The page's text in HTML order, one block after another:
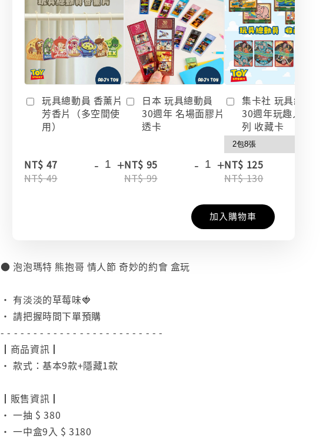
玩具總動員 香薰片
芳香片（多空間使
用）
NT$ 47
NT$ 49
- +
日本 玩具總動員
30週年 名場面膠片
透卡
NT$ 95
NT$ 99
- +
集卡社 玩具總動員
30週年玩趣人生系
列 收藏卡
NT$ 125
NT$ 130
加入購物車
● 泡泡瑪特 熊抱哥 情人節 奇妙的約會 盒玩
• 有淡淡的草莓味🍓
• 請把握時間下單預購
- - - - - - - - - - - - - - - - - - - - - - - - -
┃商品資訊┃
• 款式：基本9款+隱藏1款
┃販售資訊┃
• 一抽 $ 380
• 一中盒9入 $ 3180